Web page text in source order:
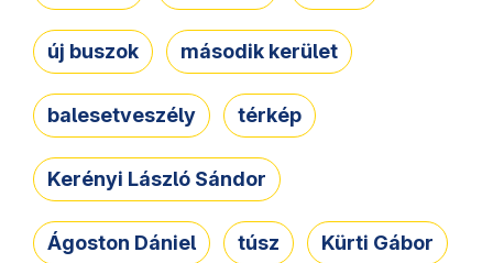
új buszok második kerület
balesetveszély térkép
Kerényi László Sándor
Ágoston Dániel túsz Kürti Gábor